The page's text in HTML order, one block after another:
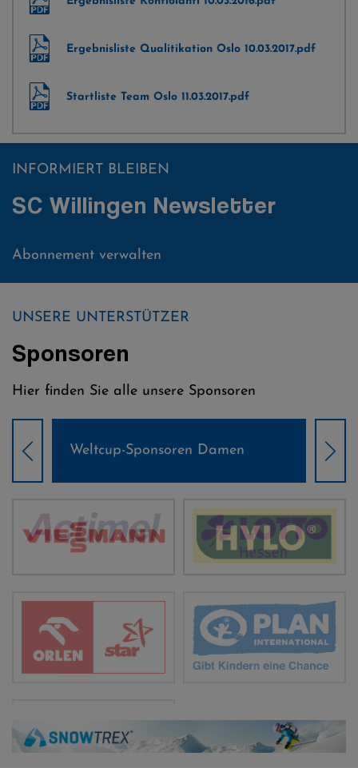
Ergebnisliste Qualitikation Oslo 10.03.2017.pdf
Startliste Team Oslo 11.03.2017.pdf
INFORMIERT BLEIBEN
SC Willingen Newsletter
Abonnement verwalten
UNSERE UNTERSTÜTZER
Sponsoren
Hier finden Sie alle unsere Sponsoren
Weltcup-Sponsoren Damen